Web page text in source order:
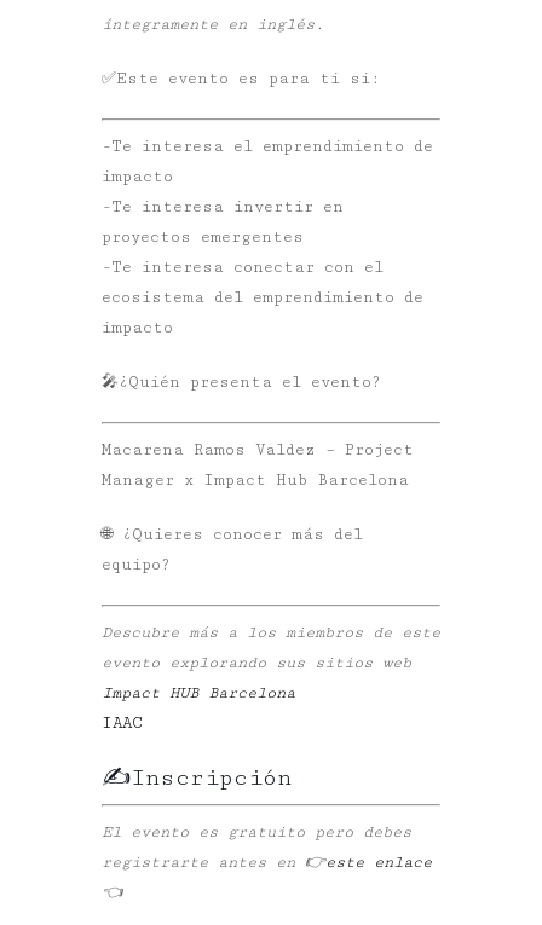
íntegramente en inglés.
✅Este evento es para ti si:
-Te interesa el emprendimiento de
impacto
-Te interesa invertir en
proyectos emergentes
-Te interesa conectar con el
ecosistema del emprendimiento de
impacto
🎤¿Quién presenta el evento?
Macarena Ramos Valdez – Project
Manager x Impact Hub Barcelona
🌐 ¿Quieres conocer más del
equipo?
Descubre más a los miembros de este
evento explorando sus sitios web
Impact HUB Barcelona
IAAC
✍️Inscripción
El evento es gratuito pero debes
registrarte antes en 👉este enlace
👈